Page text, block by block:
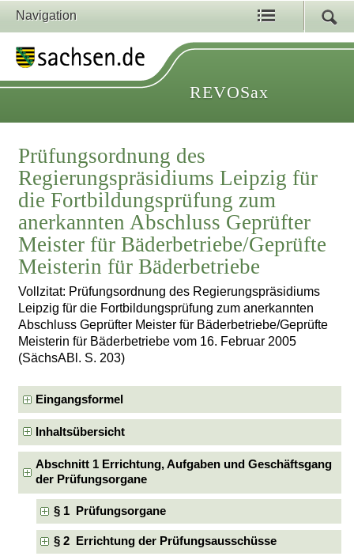
Navigation
REVOSax
Prüfungsordnung des
Regierungspräsidiums Leipzig für
die Fortbildungsprüfung zum
anerkannten Abschluss Geprüfter
Meister für Bäderbetriebe/Geprüfte
Meisterin für Bäderbetriebe
Vollzitat: Prüfungsordnung des Regierungspräsidiums
Leipzig für die Fortbildungsprüfung zum anerkannten
Abschluss Geprüfter Meister für Bäderbetriebe/Geprüfte
Meisterin für Bäderbetriebe vom 16. Februar 2005
(SächsABl. S. 203)
Eingangsformel
Inhaltsübersicht
Abschnitt 1 Errichtung, Aufgaben und Geschäftsgang
der Prüfungsorgane
§ 1 Prüfungsorgane
§ 2 Errichtung der Prüfungsausschüsse